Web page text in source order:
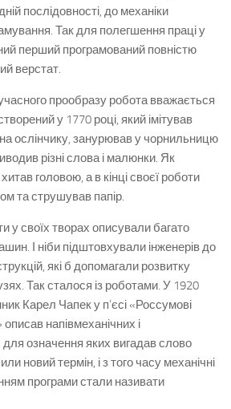
послідовності, до механіки
Так для полегшення праці у
перший програмований повністю
верстат.
прообразу робота вважається
у 1770 році, який імітував
ослінчику, занурював у чорнильницю
різні слова і малюнки. Як
головою, а в кінці своєї роботи
та струшував папір.
у своїх творах описували багато
І ніби підштовхували інженерів до
які б допомагали розвитку
Так сталося із роботами. У 1920
Карел Чапек у п’єсі «Россумові
напівмеханічних і
для означення яких вигадав слово
новий термін, і з того часу механічні
програми стали називати